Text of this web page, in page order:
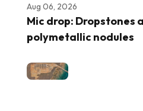
Aug 06, 2026
Mic drop: Dropstones
polymetallic nodules